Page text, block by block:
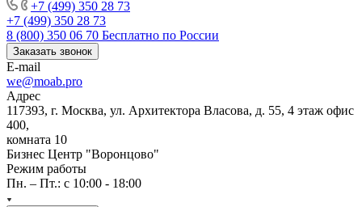
+7 (499) 350 28 73
+7 (499) 350 28 73
8 (800) 350 06 70 Бесплатно по России
Заказать звонок
E-mail
we@moab.pro
Адрес
117393, г. Москва, ул. Архитектора Власова, д. 55, 4 этаж офис
400,
комната 10
Бизнес Центр "Воронцово"
Режим работы
Пн. – Пт.: с 10:00 - 18:00